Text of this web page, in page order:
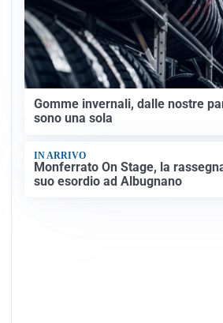
Gomme invernali, dalle nostre
sono una sola
IN ARRIVO
Monferrato On Stage, la
suo esordio ad Albugnano